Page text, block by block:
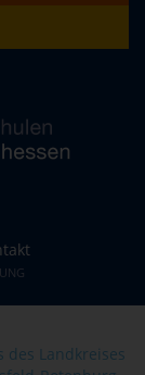
des Landkreises